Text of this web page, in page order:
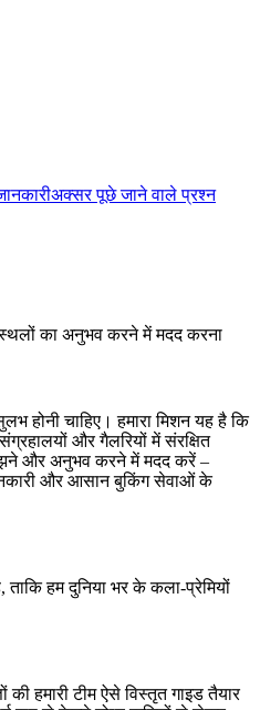
अक्सर पूछे जाने वाले प्रश्न
स्थलों का अनुभव करने में मदद करना
होनी चाहिए। हमारा मिशन यह है कि
और गैलरियों में संरक्षित
और अनुभव करने में मदद करें –
और आसान बुकिंग सेवाओं के
ताकि हम दुनिया भर के कला-प्रेमियों
की हमारी टीम ऐसे विस्तृत गाइड तैयार